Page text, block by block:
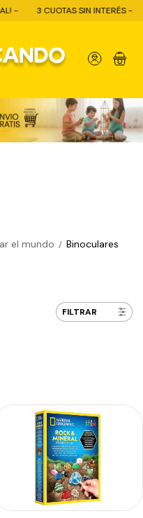
3 CUOTAS SIN INTERÉS -
0
el mundo / Binoculares
FILTRAR